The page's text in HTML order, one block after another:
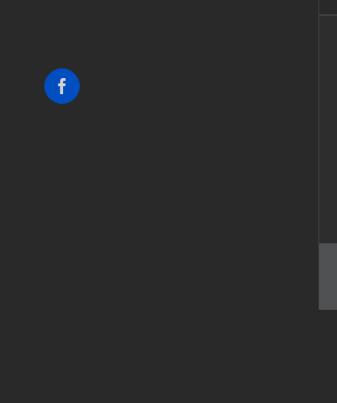
Facebook